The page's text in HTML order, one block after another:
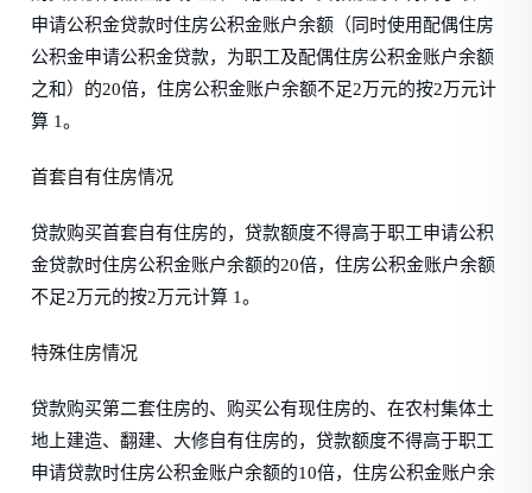
申请公积金贷款时住房公积金账户余额（同时使用配偶住房
公积金申请公积金贷款，为职工及配偶住房公积金账户余额
之和）的20倍，住房公积金账户余额不足2万元的按2万元计
算 1。
首套自有住房情况
贷款购买首套自有住房的，贷款额度不得高于职工申请公积
金贷款时住房公积金账户余额的20倍，住房公积金账户余额
不足2万元的按2万元计算 1。
特殊住房情况
贷款购买第二套住房的、购买公有现住房的、在农村集体土
地上建造、翻建、大修自有住房的，贷款额度不得高于职工
申请贷款时住房公积金账户余额的10倍，住房公积金账户余